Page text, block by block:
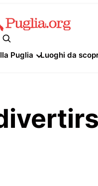
Puglia Luoghi da